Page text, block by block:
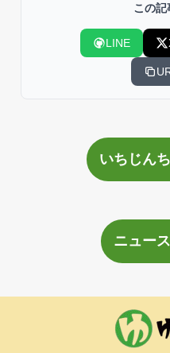
この記
LINE
いちじん
ニュー